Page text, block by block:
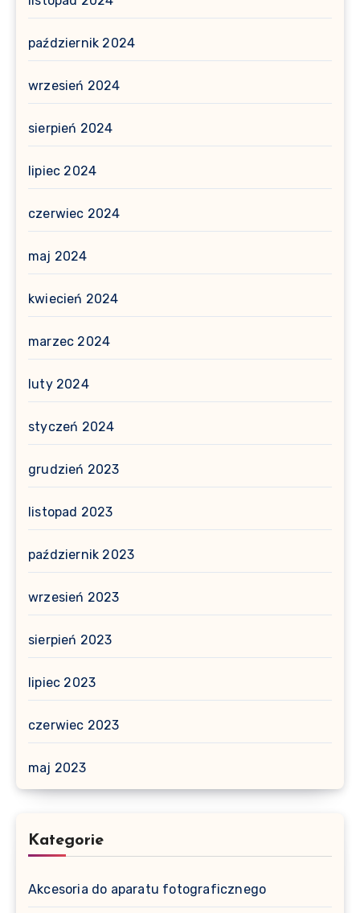
październik 2024
wrzesień 2024
sierpień 2024
lipiec 2024
czerwiec 2024
maj 2024
kwiecień 2024
marzec 2024
luty 2024
styczeń 2024
grudzień 2023
listopad 2023
październik 2023
wrzesień 2023
sierpień 2023
lipiec 2023
czerwiec 2023
maj 2023
Kategorie
Akcesoria do aparatu fotograficznego